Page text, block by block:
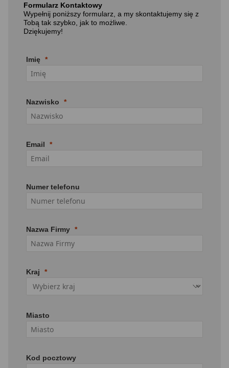
Formularz Kontaktowy
Wypełnij poniższy formularz, a my skontaktujemy się z
Tobą tak szybko, jak to możliwe.
Dziękujemy!
Imię
Nazwisko
Email
Numer telefonu
Nazwa Firmy
Kraj
Miasto
Kod pocztowy